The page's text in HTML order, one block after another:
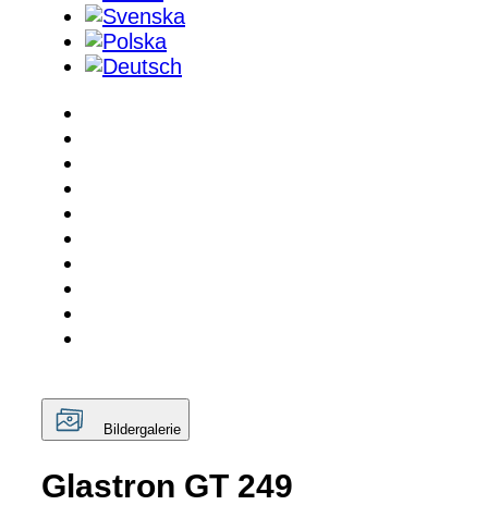
Bildergalerie
Glastron GT 249